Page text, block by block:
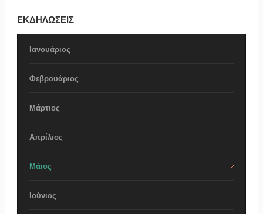
ΕΚΔΗΛΩΣΕΙΣ
Ιανουάριος
Φεβρουάριος
Μάρτιος
Απρίλιος
Μάιος
Ιούνιος